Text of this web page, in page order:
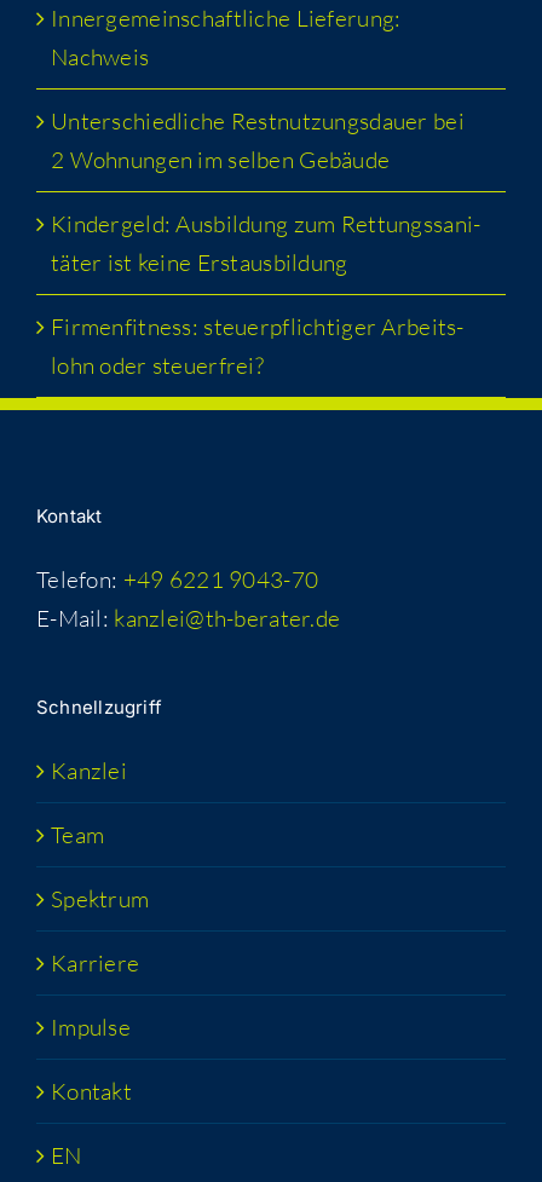
Inner­ge­mein­schaft­li­che Lie­fe­rung:
Nachweis
Unter­schied­li­che Rest­nut­zungs­dau­er bei
2 Woh­nun­gen im sel­ben Gebäude
Kin­der­geld: Aus­bil­dung zum Ret­tungs­sa­ni­
tä­ter ist kei­ne Erstausbildung
Fir­men­fit­ness: steu­er­pflich­ti­ger Arbeits­
lohn oder steuerfrei?
Kon­takt
Telefon: +49 6221 9043-70
E-Mail: kanzlei@th-berater.de
Schnell­zu­griff
Kanz­lei
Team
Spek­trum
Kar­rie­re
Impul­se
Kon­takt
EN